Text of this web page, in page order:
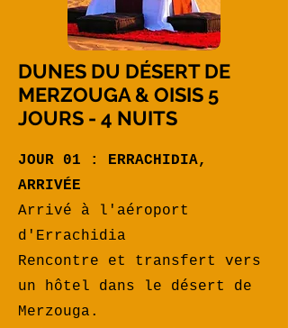
DUNES DU DÉSERT DE
MERZOUGA & OISIS 5
JOURS - 4 NUITS
JOUR 01 : ERRACHIDIA,
ARRIVÉE
Arrivé à l'aéroport
d'Errachidia
Rencontre et transfert vers
un hôtel dans le désert de
Merzouga.